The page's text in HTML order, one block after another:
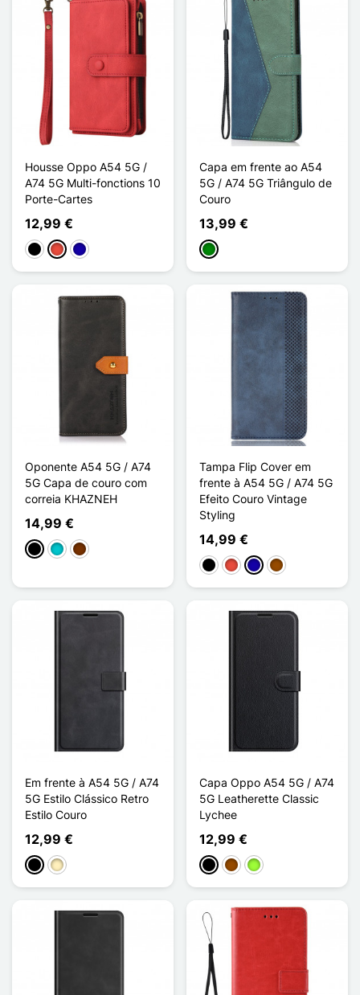
Housse Oppo A54 5G /
A74 5G Multi-fonctions 10
Porte-Cartes
12,99 €
PretoVermelhoAzul Escuro
Capa em frente ao A54
5G / A74 5G Triângulo de
Couro
13,99 €
Verde
Oponente A54 5G / A74
5G Capa de couro com
correia KHAZNEH
14,99 €
PretoTurquesa
Café
Tampa Flip Cover em
frente à A54 5G / A74 5G
Efeito Couro Vintage
Styling
14,99 €
PretoVermelho
Azul Escuro
Castanho
Em frente à A54 5G / A74
5G Estilo Clássico Retro
Estilo Couro
12,99 €
PretoCastanho claro
Capa Oppo A54 5G / A74
5G Leatherette Classic
Lychee
12,99 €
PretoCastanhoVerde maçã